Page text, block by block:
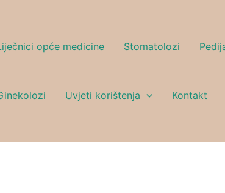
opće medicine Stomatolozi
Uvjeti korištenja Kontakt